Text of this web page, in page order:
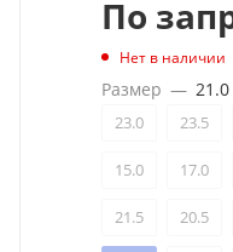
По
Нет в наличии
Размер — 21.0
23.0 23.5
15.0 17.0
21.5 20.5